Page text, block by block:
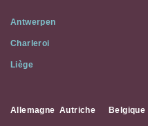
Social
Media
Antwerpen
Charleroi
Liège
Allemagne Autriche Belgique